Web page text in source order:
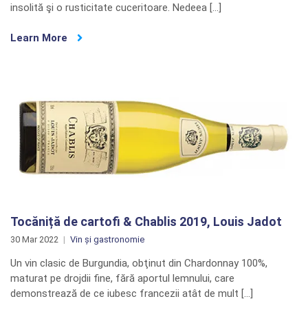
insolită şi o rusticitate cuceritoare. Nedeea […]
Learn More
Tocăniță de cartofi & Chablis 2019, Louis Jadot
30 Mar 2022 Vin și gastronomie
Un vin clasic de Burgundia, obţinut din Chardonnay 100%,
maturat pe drojdii fine, fără aportul lemnului, care
demonstrează de ce iubesc francezii atât de mult […]